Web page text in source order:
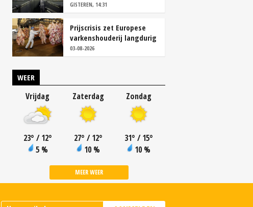
GISTEREN, 14:31
Prijscrisis zet Europese
varkenshouderij langdurig
onder druk
03-08-2026
WEER
Vrijdag
23° / 12°
5 %
Zaterdag
27° / 12°
10 %
Zondag
31° / 15°
10 %
MEER WEER